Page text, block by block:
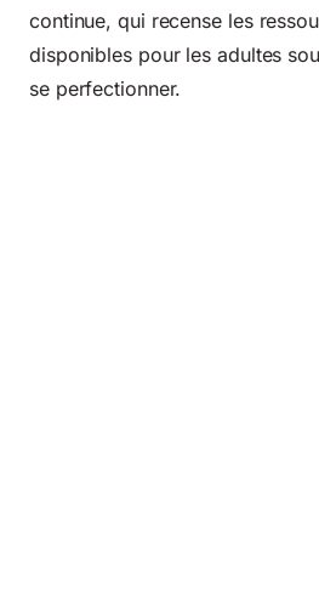
continue, qui recense les
disponibles pour les adultes
se perfectionner.